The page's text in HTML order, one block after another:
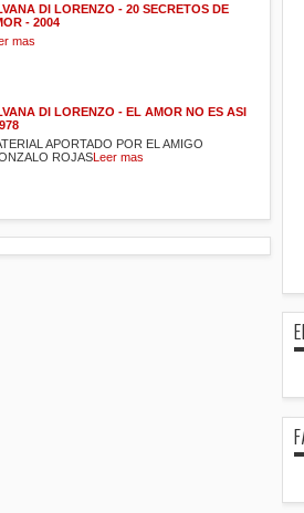
DI LORENZO - 20 SECRETOS DE
- 2004
mas
DI LORENZO - EL AMOR NO ES ASI
APORTADO POR EL AMIGO
ROJASLeer mas